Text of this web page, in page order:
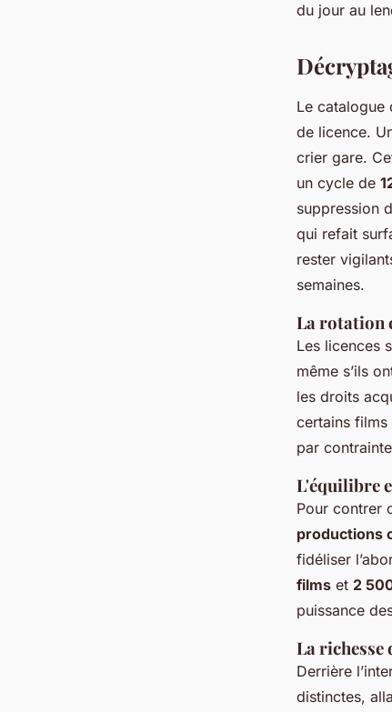
du jour au
Le catalogue
de licence.
crier gare.
un cycle de
suppression
qui refait
rester
semaines.
La rotation
Les licences
même s’ils
les droits
certains
par
L'équilibre
Pour contrer
productions
fidéliser
films et 2
puissance
La richesse
Derrière
distinctes,